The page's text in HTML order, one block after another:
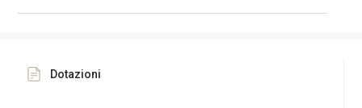
Dotazioni